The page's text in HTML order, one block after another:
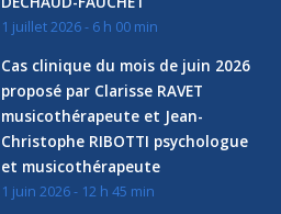
1 juillet 2026 - 6 h 00 min
Cas clinique du mois de juin 2026
proposé par Clarisse RAVET
musicothérapeute et Jean-
Christophe RIBOTTI psychologue
et musicothérapeute
1 juin 2026 - 12 h 45 min